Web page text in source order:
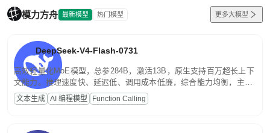
模力方舟 最新模型 热门模型 更多大模型
DeepSeek-V4-Flash-0731
高效轻量化MoE模型，总参284B，激活13B，原生支持百万超长上下
文能力。推理速度快、延迟低、调用成本低廉，综合能力均衡，主打
高并发、轻量化任务，适合日常对话、内容创作、基础 RAG、批量
文案处理等普惠刚需场景。
文本生成 AI 编程模型 Function Calling